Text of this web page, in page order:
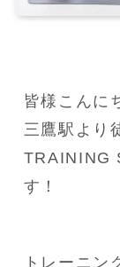
皆様こんに
三鷹駅より
TRAINING
す！
トレーニン